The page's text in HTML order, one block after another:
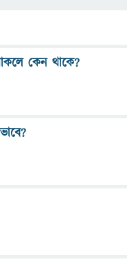
কেন থাকে?